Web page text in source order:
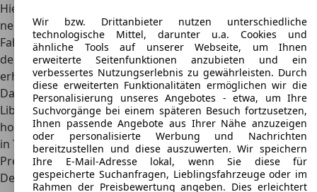
Hierbei wurden vor allem die Front und der Innenraum
neu gestaltet. Zudem lassen sich bei diesem Modell einige
Fahrzeugfunktionen mit dem Smartphone steuern. Für
den deutschen Markt ist aber auch dieses Modell nicht
erhältlich.
Daneben gibt es noch dasSondermodell Pajero Sport
Liberty. Dieses kann unter anderem mit einer
hochwertigen Lederausstattung, einer Cockpitverkleidung
in Titan-Optik und 18-Zoll-Leichtmetallfelgen aufwarten.
Preis
Der Neupreis für den Mitsubishi Pajero Sport
Wir bzw. Drittanbieter nutzen unterschiedliche
technologische Mittel, darunter u.a. Cookies und
ähnliche Tools auf unserer Webseite, um Ihnen
erweiterte Seitenfunktionen anzubieten und ein
verbessertes Nutzungserlebnis zu gewährleisten. Durch
diese erweiterten Funktionalitäten ermöglichen wir die
Personalisierung unseres Angebotes - etwa, um Ihre
Suchvorgänge bei einem späteren Besuch fortzusetzen,
Ihnen passende Angebote aus Ihrer Nähe anzuzeigen
oder personalisierte Werbung und Nachrichten
bereitzustellen und diese auszuwerten. Wir speichern
Ihre E-Mail-Adresse lokal, wenn Sie diese für
gespeicherte Suchanfragen, Lieblingsfahrzeuge oder im
Rahmen der Preisbewertung angeben. Dies erleichtert